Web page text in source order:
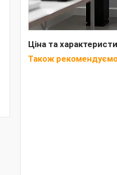
Ціна та
Також рекомендуємо